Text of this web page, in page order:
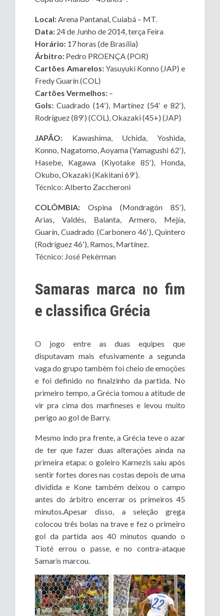
Local: Arena Pantanal, Cuiabá – MT.
Data: 24 de Junho de 2014, terça Feira
Horário: 17 horas (de Brasília)
Árbitro: Pedro PROENÇA (POR)
Cartões Amarelos:Yasuyuki Konno (JAP) e
Fredy Guarín (COL)
Cartões Vermelhos: –
Gols: Cuadrado (14′), Martínez (54′ e 82′),
Rodríguez (89′) (COL), Okazaki (45+) (JAP)
JAPÃO: Kawashima, Uchida, Yoshida,
Konno, Nagatomo, Aoyama (Yamagushi 62′),
Hasebe, Kagawa (Kiyotake 85′), Honda,
Okubo, Okazaki (Kakitani 69′).
Técnico: Alberto Zaccheroni
COLÔMBIA: Ospina (Mondragón 85′),
Arias, Valdés, Balanta, Armero, Mejía,
Guarín, Cuadrado (Carbonero 46′), Quintero
(Rodríguez 46′), Ramos, Martínez.
Técnico: José Pekérman
Samaras marca no fim
e classifica Grécia
O jogo entre as duas equipes que
disputavam mais efusivamente a segunda
vaga do grupo também foi cheio de emoções
e foi definido no finalzinho da partida. No
primeiro tempo, a Grécia tomou a atitude de
vir pra cima dos marfineses e levou muito
perigo ao gol de Barry.
Mesmo indo pra frente, a Grécia teve o azar
de ter que fazer duas alterações ainda na
primeira etapa: o goleiro Karnezis saiu após
sentir fortes dores nas costas depois de uma
dividida e Kone também deixou o campo
antes do árbitro encerrar os primeiros 45
minutos.Apesar disso, a seleção grega
colocou três bolas na trave e fez o primeiro
gol da partida aos 40 minutos quando o
Tioté errou o passe, e no contra-ataque
Samaris marcou.